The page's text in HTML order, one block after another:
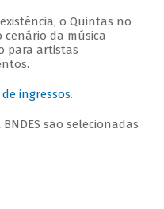
o Quintas no
cenário da música
para artistas
ingressos.
são selecionadas